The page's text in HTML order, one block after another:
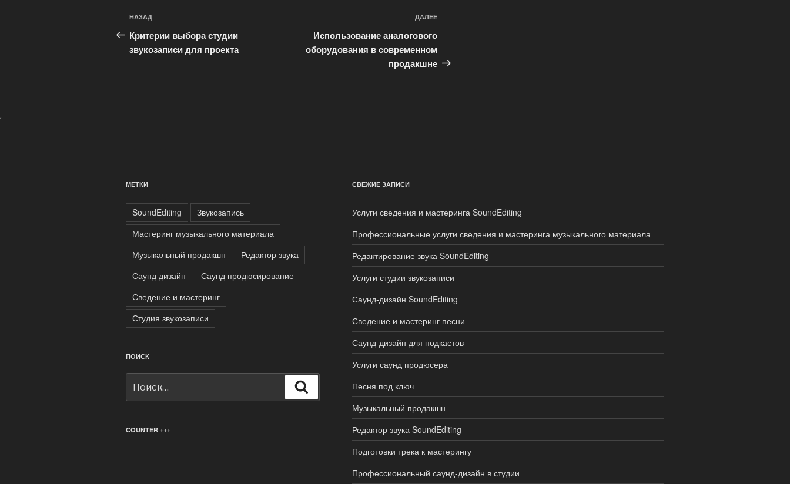
Навигация
по
записям
Предыдущая
запись:
НАЗАД
Критерии выбора студии
звукозаписи для проекта
ДАЛЕЕ
Использование аналогового
оборудования в современном
продакшне
.
МЕТКИ
SoundEditing
Звукозапись
Мастеринг музыкального материала
Музыкальный продакшн
Редактор звука
Саунд дизайн
Саунд продюсирование
Сведение и мастеринг
Студия звукозаписи
ПОИСК
COUNTER +++
СВЕЖИЕ ЗАПИСИ
Услуги сведения и мастеринга SoundEditing
Профессиональные услуги сведения и мастеринга музыкального материала
Редактирование звука SoundEditing
Услуги студии звукозаписи
Саунд-дизайн SoundEditing
Сведение и мастеринг песни
Саунд-дизайн для подкастов
Услуги саунд продюсера
Песня под ключ
Музыкальный продакшн
Редактор звука SoundEditing
Подготовки трека к мастерингу
Профессиональный саунд-дизайн в студии